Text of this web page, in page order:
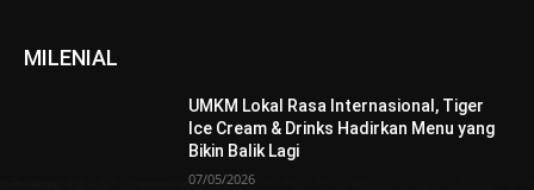
MILENIAL
UMKM Lokal Rasa Internasional, Tiger
Ice Cream & Drinks Hadirkan Menu yang
Bikin Balik Lagi
07/05/2026